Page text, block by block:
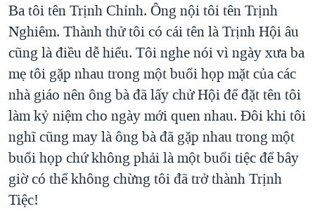
VĂN HOÁ
THỂ THAO
GIÁO DỤC
TRỊNH VĨNH BÌNH - NGƯỜI HẠ 'BÊN THẮNG CUỘC'
GROUND ZERO – XƯA VÀ NAY
CHI PHÍ CHIẾN TRANH AFGHANISTAN
CÁC GIÁ TRỊ CỘNG HÒA Ở VIỆT NAM
THƯỢNG ĐỈNH TRUMP-KIM TẠI VIỆT NAM
TRỊNH VĨNH BÌNH VS. CHÍNH PHỦ VIỆT NAM
NGƯ DÂN VIỆT VÀ LÀN SÓNG TRỘM HẢI SÂM
BÊN KIA QUỐC LỘ: TIẾNG VỌNG TỪ NÔNG THÔN MỸ
Ngôn ngữ khác
Ba tôi tên Trịnh Chỉnh. Ông nội tôi tên Trịnh
Nghiêm. Thành thử tôi có cái tên là Trịnh Hội âu
cũng là điều dễ hiểu. Tôi nghe nói vì ngày xưa ba
mẹ tôi gặp nhau trong một buổi họp mặt của các
nhà giáo nên ông bà đã lấy chử Hội để đặt tên tôi
làm kỷ niệm cho ngày mới quen nhau. Đôi khi tôi
nghĩ cũng may là ông bà đã gặp nhau trong một
buổi họp chứ không phải là một buổi tiệc để bây
giờ có thể không chừng tôi đã trở thành Trịnh
Tiệc!